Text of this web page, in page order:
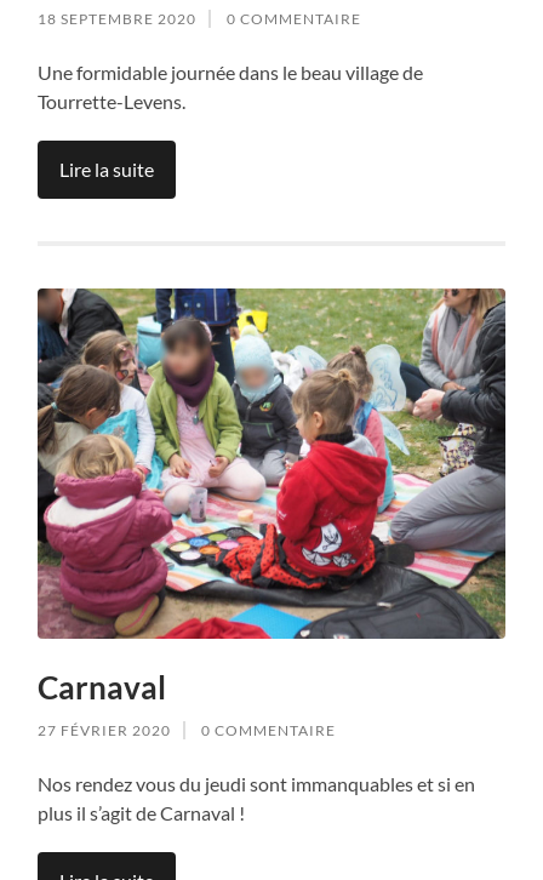
18 SEPTEMBRE 2020 0 COMMENTAIRE
Une formidable journée dans le beau village de
Tourrette-Levens.
Lire la suite
Carnaval
27 FÉVRIER 2020 0 COMMENTAIRE
Nos rendez vous du jeudi sont immanquables et si en
plus il s’agit de Carnaval !